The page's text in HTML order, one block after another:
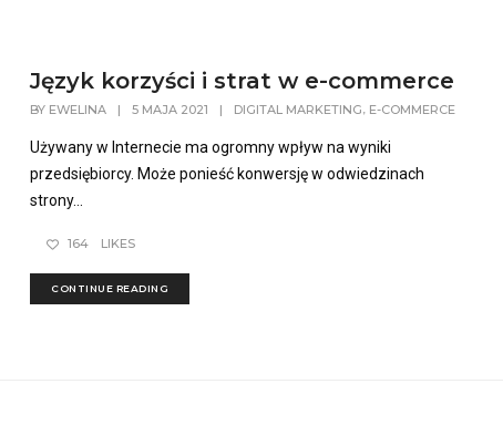
Język korzyści i strat w e-commerce
BY EWELINA | 5 MAJA 2021 | DIGITAL MARKETING, E-COMMERCE
Używany w Internecie ma ogromny wpływ na wyniki
przedsiębiorcy. Może ponieść konwersję w odwiedzinach
strony...
164 LIKES
CONTINUE READING